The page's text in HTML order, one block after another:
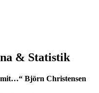
& Statistik
Björn Christensen